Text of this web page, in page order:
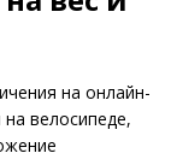
на онлайн-
велосипеде,